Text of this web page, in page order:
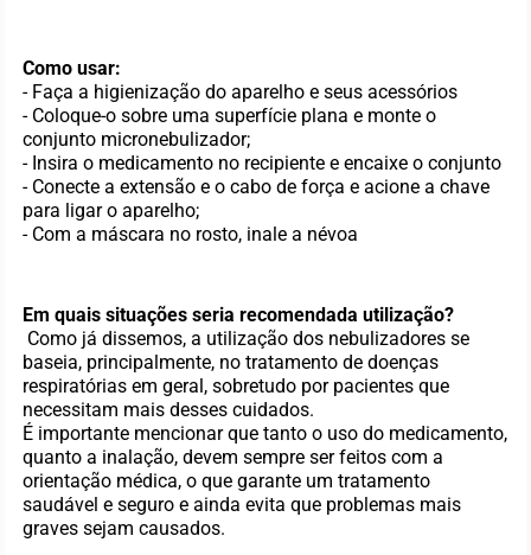
Como usar:
- Faça a higienização do aparelho e seus acessórios
- Coloque-o sobre uma superfície plana e monte o
conjunto micronebulizador;
- Insira o medicamento no recipiente e encaixe o conjunto
- Conecte a extensão e o cabo de força e acione a chave
para ligar o aparelho;
- Com a máscara no rosto, inale a névoa
Em quais situações seria recomendada utilização?
Como já dissemos, a utilização dos nebulizadores se
baseia, principalmente, no tratamento de doenças
respiratórias em geral, sobretudo por pacientes que
necessitam mais desses cuidados.
É importante mencionar que tanto o uso do medicamento,
quanto a inalação, devem sempre ser feitos com a
orientação médica, o que garante um tratamento
saudável e seguro e ainda evita que problemas mais
graves sejam causados.